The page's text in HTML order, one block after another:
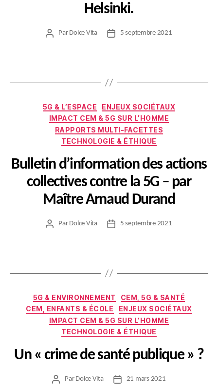
Helsinki.
Auteur
Par Dolce Vita
Date5 septembre 2021
Catégories
5G & L’ESPACE
ENJEUX SOCIÉTAUX
IMPACT CEM & 5G SUR L’HOMME
RAPPORTS MULTI-FACETTES
TECHNOLOGIE & ÉTHIQUE
Bulletin d’information des actions
collectives contre la 5G – par
Maître Arnaud Durand
Auteur
Par Dolce Vita
Date5 septembre 2021
Catégories
5G & ENVIRONNEMENT
CEM, 5G & SANTÉ
CEM, ENFANTS & ÉCOLE
ENJEUX SOCIÉTAUX
IMPACT CEM & 5G SUR L’HOMME
TECHNOLOGIE & ÉTHIQUE
Un « crime de santé publique » ?
Auteur
Par Dolce Vita
Date21 mars 2021